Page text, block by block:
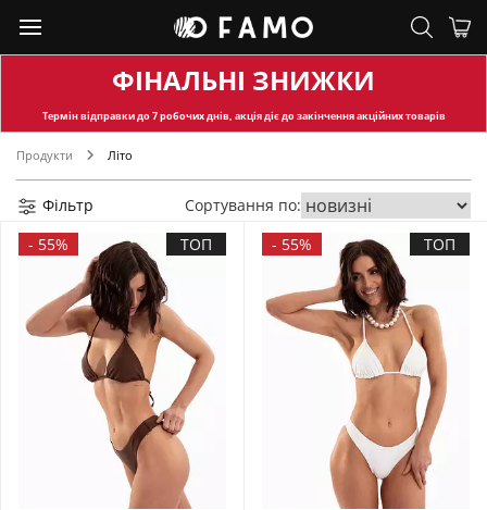
ФІНАЛЬНІ ЗНИЖКИ
Термін відправкидо 7 робочих днів, акція діє до закінчення акційних товарів
Продукти Літо
Фільтр
Сортування по:
- 55% ТОП - 55% ТОП